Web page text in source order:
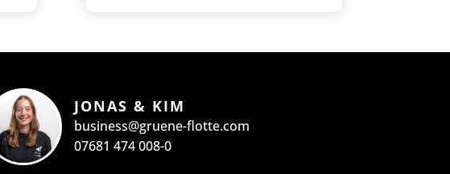
JONAS & KIM
business@gruene-flotte.com
07681 474 008-0